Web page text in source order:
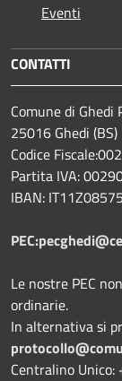
Eventi
CONTATTI
Comune di Ghedi
25016 Ghedi (BS)
Codice
Partita IVA:
IBAN:
Le nostre PEC
ordinarie.
In alternativa si
Centralino